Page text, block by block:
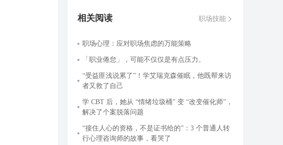
相关阅读 职场技能
职场心理：应对职场焦虑的万能策略
「职业倦怠」，可能不仅仅是有点压力。
“受益匪浅说累了”！学艾瑞克森催眠，他既帮来访
者又救了自己
学 CBT 后，她从 “情绪垃圾桶” 变 “改变催化师”，
解决了个案脱落问题
“接住人心的资格，不是证书给的”：3 个普通人转
行心理咨询师的故事，看哭了